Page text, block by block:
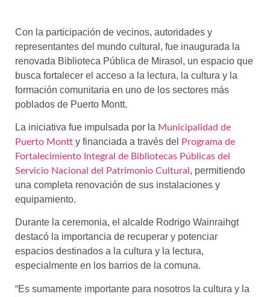
Con la participación de vecinos, autoridades y
representantes del mundo cultural, fue inaugurada la
renovada Biblioteca Pública de Mirasol, un espacio que
busca fortalecer el acceso a la lectura, la cultura y la
formación comunitaria en uno de los sectores más
poblados de Puerto Montt.
La iniciativa fue impulsada por la Municipalidad de
Puerto Montt y financiada a través del
Programa de
Fortalecimiento Integral de Bibliotecas Públicas del
Servicio Nacional del Patrimonio Cultural , permitiendo
una completa renovación de sus instalaciones y
equipamiento.
Durante la ceremonia, el alcalde Rodrigo Wainraihgt
destacó la importancia de recuperar y potenciar
espacios destinados a la cultura y la lectura,
especialmente en los barrios de la comuna.
“Es sumamente importante para nosotros la cultura y la